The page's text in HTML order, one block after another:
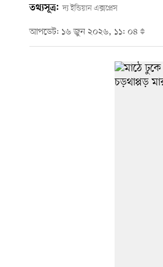
তথ্যসূত্র: দ্য ইন্ডিয়ান এক্সপ্রেস
আপডেট: ১৬ জুন ২০২৬, ১১: ০৪